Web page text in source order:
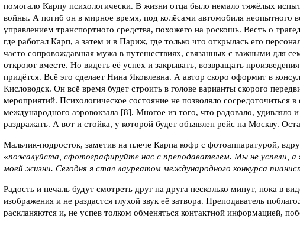
помогало Карпу психологически. В жизни отца было немало тяжёлых
войны. А погиб он в мирное время, под колёсами автомобиля неопытного
управлением транспортного средства, похожего на роскошь. Весть о
где работал Карп, а затем и в Париж, где только что открылась его
часто сопровождавшая мужа в путешествиях, связанных с важными для
откроют вместе. Но видеть её успех и закрывать, возвращать
придётся. Всё это сделает Нина Яковлевна. А автор скоро оформит в
Кисловодск. Он всё время будет строить в голове варианты скорого
мероприятий. Психологическое состояние не позволяло сосредоточиться
международного аэровокзала [8]. Многое из того, что радовало, удивляло
раздражать. А вот и стойка, у которой будет объявлен рейс на Москву.
Мальчик-подросток, заметив на плече Карпа кофр с фотоаппаратурой,
«пожалуйста, сфотографируйте нас с преподавателем. Мы не успели,
моей жизни. Сегодня я стал лауреатом международного конкурса
Радость и печаль будут смотреть друг на друга несколько минут, пока в
изображения и не раздастся глухой звук её затвора. Преподаватель
раскланяются и, не успев толком обменяться контактной информацией,